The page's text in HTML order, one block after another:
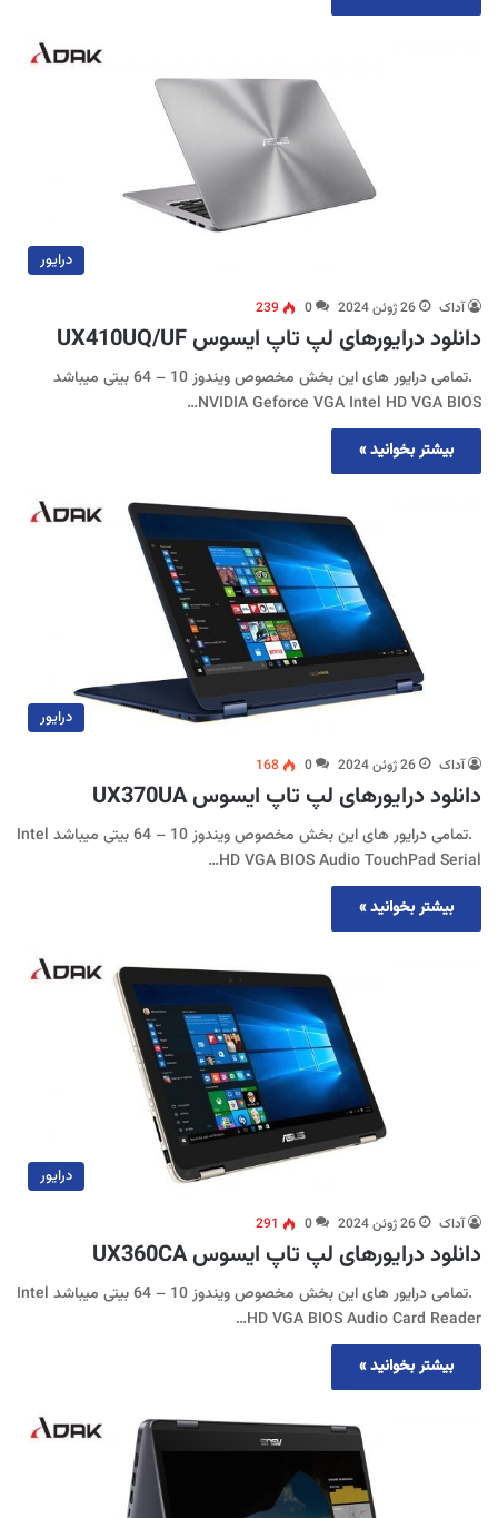
درایور
آداک 26 ژوئن 2024 0
239
دانلود درایورهای لپ تاپ ایسوس UX410UQ/UF
.تمامی درایور های این بخش مخصوص ویندوز 10 – 64 بیتی میباشد
NVIDIA Geforce VGA Intel HD VGA BIOS…
بیشتر بخوانید »
درایور
آداک 26 ژوئن 2024 0
168
دانلود درایورهای لپ تاپ ایسوس UX370UA
.تمامی درایور های این بخش مخصوص ویندوز 10 – 64 بیتی میباشد Intel
HD VGA BIOS Audio TouchPad Serial…
بیشتر بخوانید »
درایور
آداک 26 ژوئن 2024 0
291
دانلود درایورهای لپ تاپ ایسوس UX360CA
.تمامی درایور های این بخش مخصوص ویندوز 10 – 64 بیتی میباشد Intel
HD VGA BIOS Audio Card Reader…
بیشتر بخوانید »